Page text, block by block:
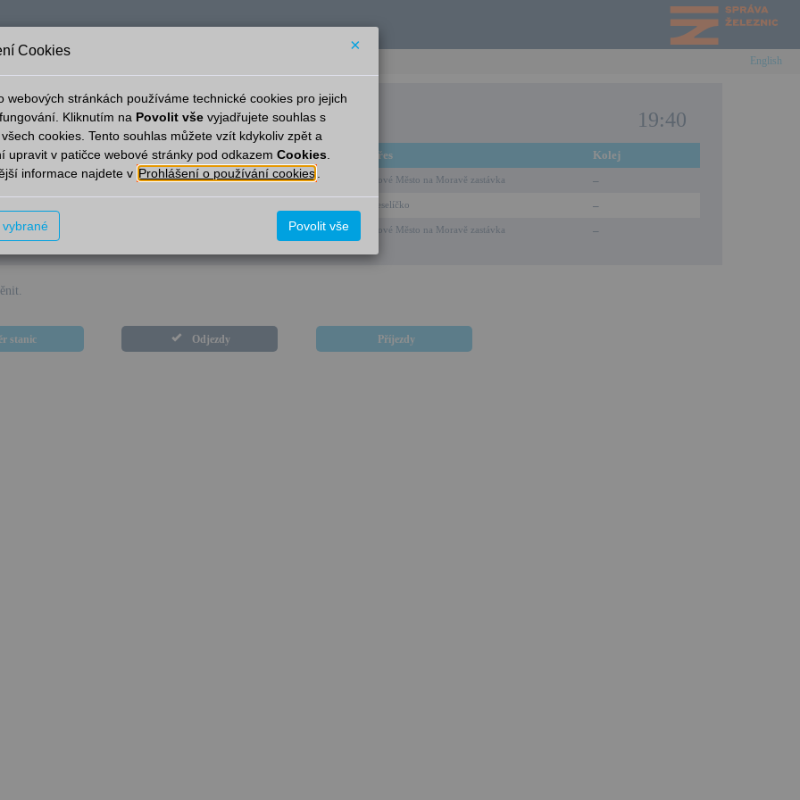
English
Radňovice 19:40
Linka Cíl Přes
Kolej
– N. Město na M. Nové Město na Moravě zastávka
–
Veselíčko
–
– Nové Město na Moravě zastávka –
stanic Odjezdy Příjezdy
Cookies ×
webových stránkách používáme technické cookies pro jejich
Kliknutím na Povolit vše vyjadřujete souhlas s
cookies. Tento souhlas můžete vzít kdykoliv zpět a
upravit v patičce webové stránky pod odkazem Cookies
informace najdete v Prohlášení o používání cookies
vybrané Povolit vše